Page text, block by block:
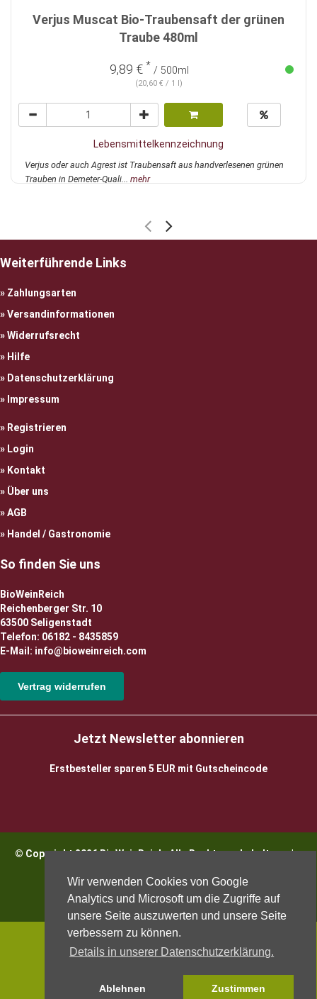
Wir verwenden Cookies von Google
Analytics und Microsoft um die Zugriffe auf
unsere Seite auszuwerten und unsere Seite
verbessern zu können.
Details in unserer Datenschutzerklärung.
Ablehnen Zustimmen
Verjus Muscat Bio-Traubensaft der grünen
Traube 480ml
9,89 € * / 500ml
(20,60 € / 1 l)
Lebensmittelkennzeichnung
Verjus oder auch Agrest ist Traubensaft aus handverlesenen grünen
Trauben in Demeter-Quali... mehr
Weiterführende Links
Zahlungsarten
Versandinformationen
Widerrufsrecht
Hilfe
Datenschutzerklärung
Impressum
Registrieren
Login
Kontakt
Über uns
AGB
Handel / Gastronomie
So finden Sie uns
BioWeinReich
Reichenberger Str. 10
63500 Seligenstadt
Telefon: 06182 - 8435859
E-Mail: info@bioweinreich.com
Vertrag widerrufen
Jetzt Newsletter abonnieren
Erstbesteller sparen 5 EUR mit Gutscheincode
© Copyright 2026 BioWeinReich. Alle Rechte vorbehalten |